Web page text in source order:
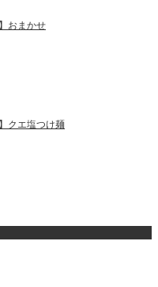
おまかせ
クエ塩つけ麺